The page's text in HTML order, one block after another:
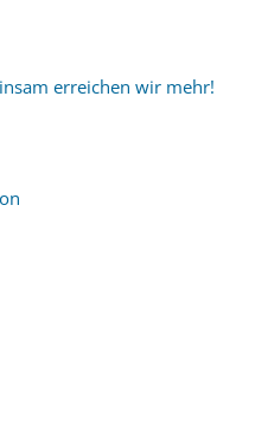
erreichen wir mehr!